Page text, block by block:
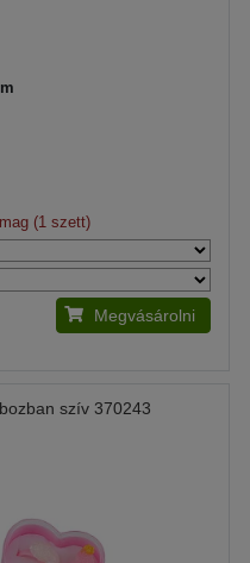
(1 szett)
Megvásárolni
szív 370243